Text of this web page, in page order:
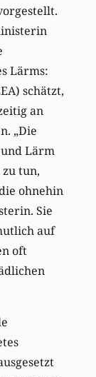
Lärms:
schätzt,
an
„Die
Lärm
tun,
ohnehin
Sie
auf
oft